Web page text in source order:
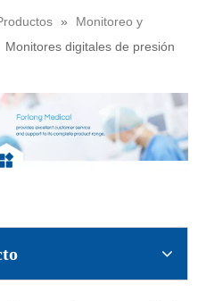
»
Monitoreo y
Monitores digitales de presión